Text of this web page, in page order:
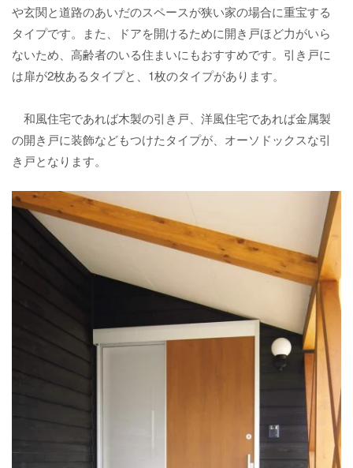
や玄関と道路のあいだのスペースが狭い家の場合に重宝する
タイプです。また、ドアを開けるために開き戸ほど力がいら
ないため、高齢者のいる住まいにもおすすめです。引き戸に
は扉が2枚あるタイプと、1枚のタイプがあります。
和風住宅であれば木製の引き戸、洋風住宅であれば金属製
の開き戸に装飾などもつけたタイプが、オーソドックスな引
き戸となります。